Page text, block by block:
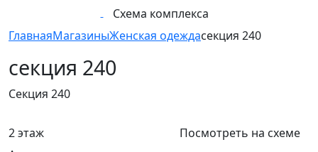
Схема комплекса
ГлавнаяМагазиныЖенская одеждасекция 240
секция 240
Секция 240
2 этаж
Посмотреть на схеме